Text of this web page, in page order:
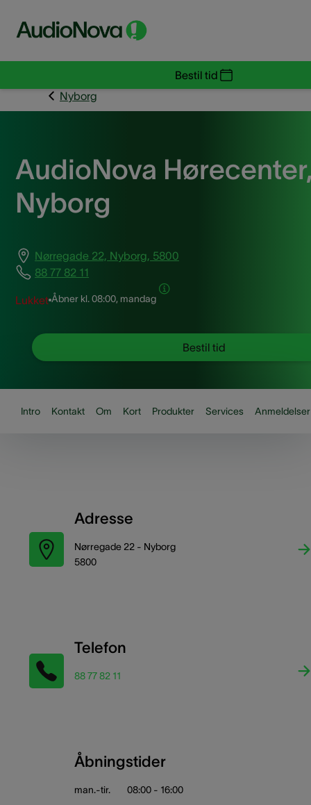
Bestil tid
Nyborg
AudioNova
Nyborg
Nørregade 22, Nyborg, 5800
88 77 82 11
Lukket Åbner kl.08:00, mandag
Bestil tid
Intro Kontakt Om Kort Produkter Services Anmeldelser
Adresse
Nørregade 22 - Nyborg
5800
Telefon
88 77 82 11
Åbningstider
man.-tir. 08:00 - 16:00